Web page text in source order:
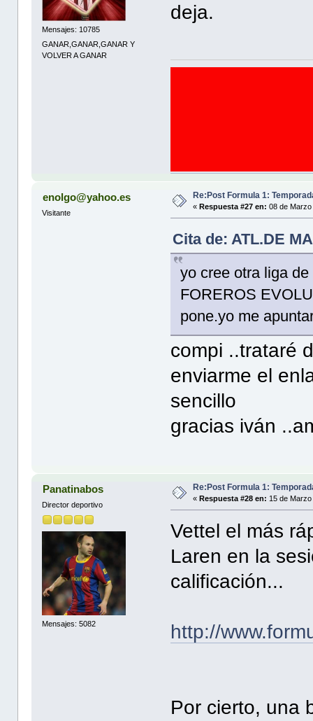
Mensajes: 10785
GANAR,GANAR,GANAR Y
VOLVER A GANAR
deja.
enolgo@yahoo.es
Visitante
Re:Post Formula 1:
« Respuesta #27 en: 08 de
Cita de: ATL.DE
yo cree otra liga
FOREROS
pone.yo me
compi ..trataré
enviarme el
sencillo
gracias iván
Panatinabos
Director deportivo
Mensajes: 5082
Re:Post Formula 1:
« Respuesta #28 en: 15 de
Vettel el más
Laren en la
calificación...
http://
Por cierto, una